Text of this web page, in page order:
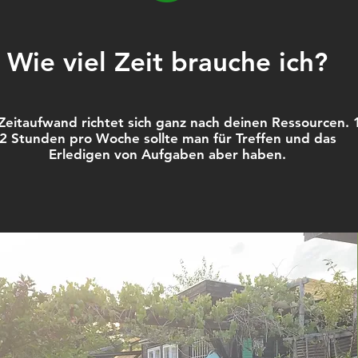
Wie viel Zeit brauche ich?
richtet sich ganz nach deinen Ressourcen.
Stunden pro Woche sollte man für Treffen und das
Erledigen von Aufgaben aber haben.